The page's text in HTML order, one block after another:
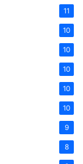
11
10
10
10
10
10
9
8